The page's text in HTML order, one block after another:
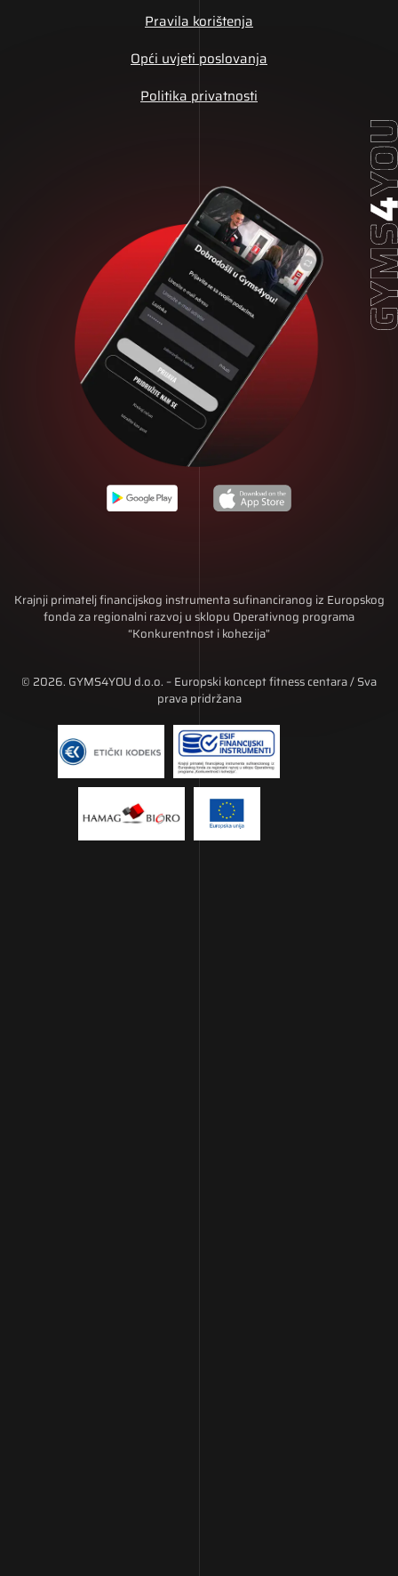
Pravila korištenja
Opći uvjeti poslovanja
Politika privatnosti
Krajnji primatelj financijskog instrumenta sufinanciranog iz Europskog
fonda za regionalni razvoj u sklopu Operativnog programa
“Konkurentnost i kohezija”
© 2026. GYMS4YOU d.o.o. – Europski koncept fitness centara / Sva
prava pridržana